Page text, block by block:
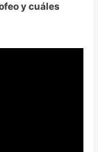
y cuáles